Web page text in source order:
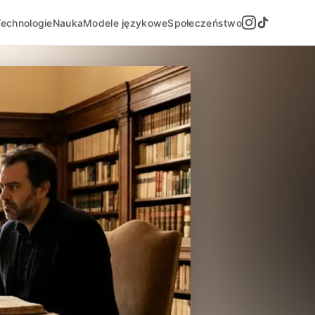
NaukaModele językoweSpołeczeństwo